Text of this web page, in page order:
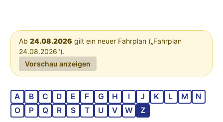
Ab 24.08.2026 gilt ein neuer Fahrplan („Fahrplan
24.08.2026").
Vorschau anzeigen
A B C D E F G H I J K L M
N
O
P Q R S T U V W Z